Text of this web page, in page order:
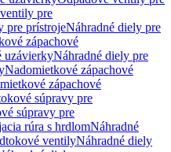
pre
pre prístrojeNáhradné diely pre
zápachové
uzávierkyNáhradné diely pre
Nadomietkové zápachové
zápachové
súpravy pre
súpravy pre
rúra s hrdlomNáhradné
ventilyNáhradné diely